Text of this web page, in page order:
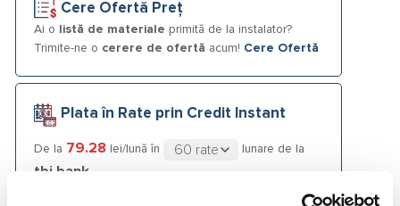
Cere Ofertă Preț
Ai o listă de materiale primită de la instalator?
Trimite-ne o cerere de ofertă acum! Cere Ofertă
Plata în Rate prin Credit Instant
De la 79.28 lei/lună în lunare de la
tbi bank